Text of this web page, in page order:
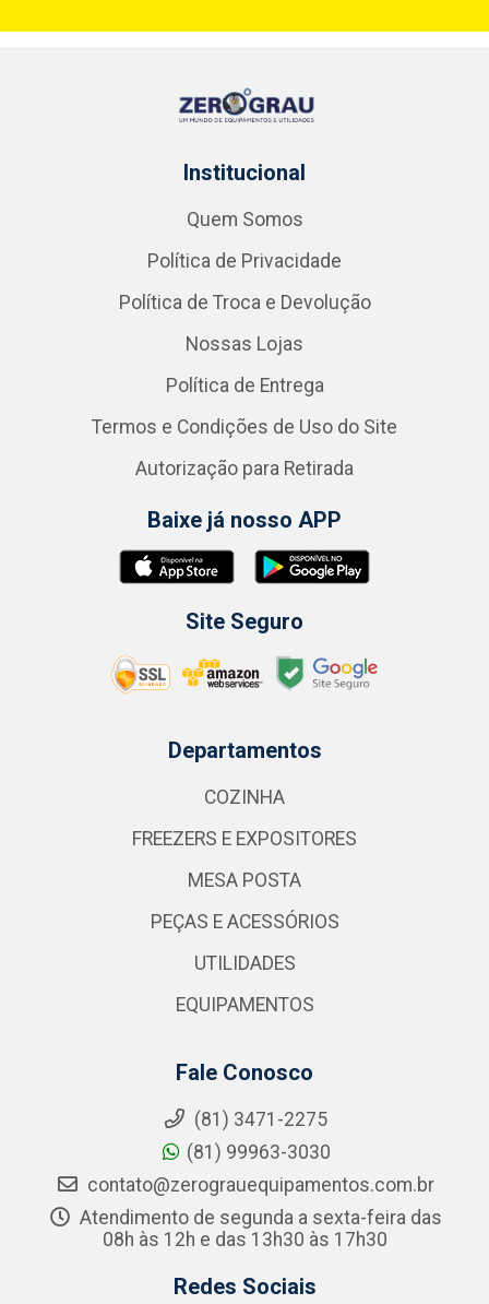
Institucional
Quem Somos
Política de Privacidade
Política de Troca e Devolução
Nossas Lojas
Política de Entrega
Termos e Condições de Uso do Site
Autorização para Retirada
Baixe já nosso APP
Site Seguro
Departamentos
COZINHA
FREEZERS E EXPOSITORES
MESA POSTA
PEÇAS E ACESSÓRIOS
UTILIDADES
EQUIPAMENTOS
Fale Conosco
(81) 3471-2275
(81) 99963-3030
contato@zerograuequipamentos.com.br
Atendimento de segunda a sexta-feira das
08h às 12h e das 13h30 às 17h30
Redes Sociais